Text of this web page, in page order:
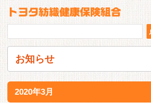
お知らせ
2020年3月